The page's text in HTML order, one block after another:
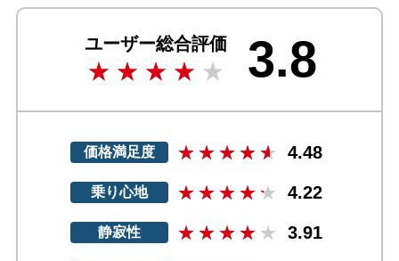
ユーザー総合評価 3.8
価格満足度 4.48
乗り心地 4.22
静寂性 3.91